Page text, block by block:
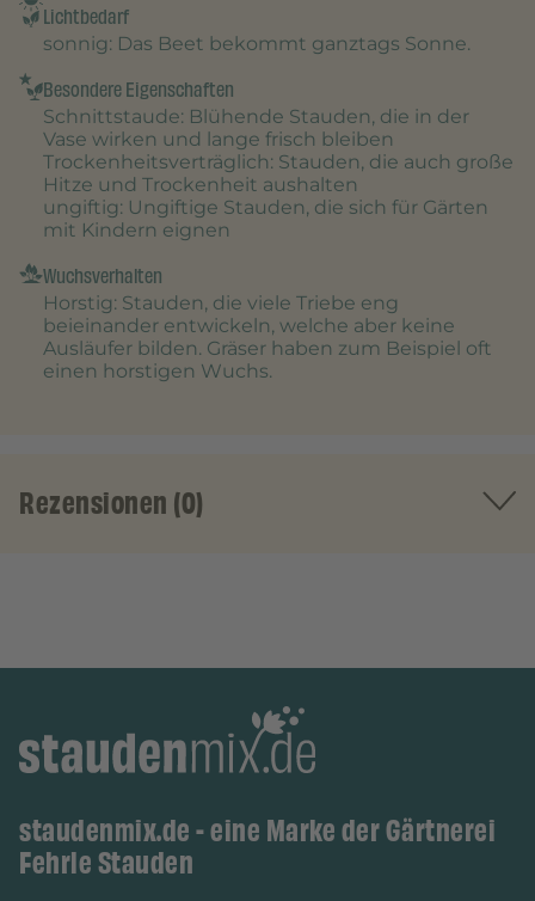
Lichtbedarf
sonnig: Das Beet bekommt ganztags Sonne.
Besondere Eigenschaften
Schnittstaude: Blühende Stauden, die in der
Vase wirken und lange frisch bleiben
Trockenheitsverträglich: Stauden, die auch große
Hitze und Trockenheit aushalten
ungiftig: Ungiftige Stauden, die sich für Gärten
mit Kindern eignen
Wuchsverhalten
Horstig: Stauden, die viele Triebe eng
beieinander entwickeln, welche aber keine
Ausläufer bilden. Gräser haben zum Beispiel oft
einen horstigen Wuchs.
Rezensionen (0)
staudenmix.de - eine Marke der Gärtnerei
Fehrle Stauden